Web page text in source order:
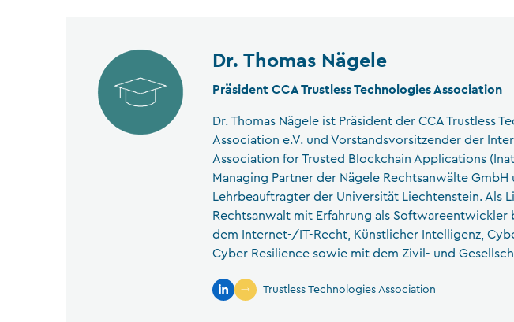
Dr. Thomas Nägele
Präsident CCA Trustless Technologies Association
Dr. Thomas Nägele ist Präsident der CCA Trustless
Association e.V. und Vorstandsvorsitzender der
Association for Trusted Blockchain Applications
Managing Partner der Nägele Rechtsanwälte GmbH
Lehrbeauftragter der Universität Liechtenstein. Als
Rechtsanwalt mit Erfahrung als Softwareentwickler
dem Internet-/IT-Recht, Künstlicher Intelligenz,
Cyber Resilience sowie mit dem Zivil- und
Trustless Technologies Association